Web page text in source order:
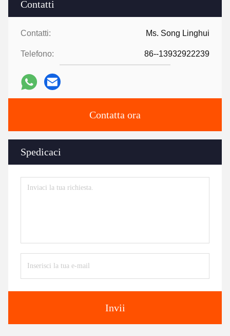
Contatti
Contatti: Ms. Song Linghui
Telefono: 86--13932922239
Contatta ora
Spedicaci
Invii